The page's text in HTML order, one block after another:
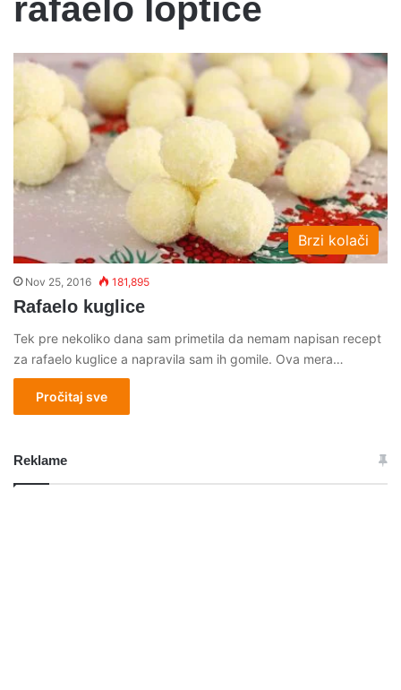
rafaelo loptice
Brzi kolači
Nov 25, 2016 181,895
Rafaelo kuglice
Tek pre nekoliko dana sam primetila da nemam napisan recept
za rafaelo kuglice a napravila sam ih gomile. Ova mera…
Pročitaj sve
Reklame